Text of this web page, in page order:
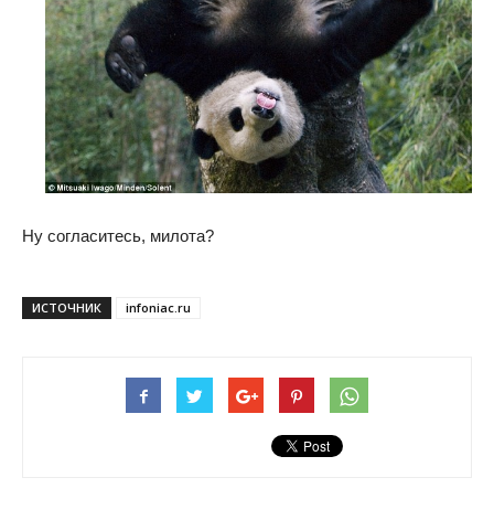
Ну согласитесь, милота?
ИСТОЧНИК infoniac.ru